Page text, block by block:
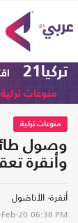
تركيا21
منوعات تركية
منوعات تركية
وصول
وأنقرة
أنقرة- الأناضول
20 06:38 PM